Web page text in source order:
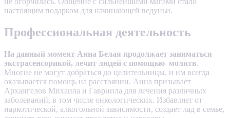
настоящим подарком для начинающей ведуньи.
Профессиональная деятельность
На данный момент Анна Белая продолжает заниматься
экстрасенсорикой, лечит людей с помощью молитв.
Многие не могут добраться до целительницы, и им всегда
оказывается помощь на расстоянии. Анна призывает
Архангелов Михаила и Гавриила для лечения различных
заболеваний, в том числе онкологических. Избавляет от
наркотической, алкогольной зависимости, создает лад в семье,